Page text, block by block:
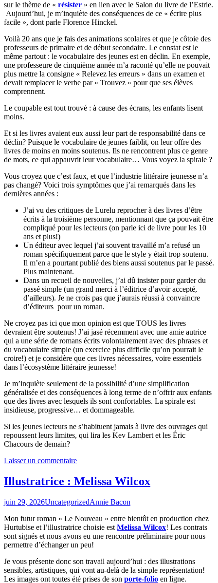
sur le thème de « résister » en lien avec le Salon du livre de l’Estrie.
Aujourd’hui, je m’inquiète des conséquences de ce « écrire plus
facile », dont parle Florence Hinckel.
Voilà 20 ans que je fais des animations scolaires et que je côtoie des
professeurs de primaire et de début secondaire. Le constat est le
même partout : le vocabulaire des jeunes est en déclin. En exemple,
une professeure de cinquième année m’a raconté qu’elle ne pouvait
plus mettre la consigne « Relevez les erreurs » dans un examen et
devait remplacer le verbe par « Trouvez » pour que ses élèves
comprennent.
Le coupable est tout trouvé : à cause des écrans, les enfants lisent
moins.
Et si les livres avaient eux aussi leur part de responsabilité dans ce
déclin? Puisque le vocabulaire de jeunes faiblit, on leur offre des
livres de moins en moins soutenus. Ils ne rencontrent plus ce genre
de mots, ce qui appauvrit leur vocabulaire… Vous voyez la spirale ?
Vous croyez que c’est faux, et que l’industrie littéraire jeunesse n’a
pas changé? Voici trois symptômes que j’ai remarqués dans les
dernières années :
J’ai vu des critiques de Lurelu reprocher à des livres d’être
écrits à la troisième personne, mentionnant que ça pouvait être
compliqué pour les lecteurs (on parle ici de livre pour les 10
ans et plus!)
Un éditeur avec lequel j’ai souvent travaillé m’a refusé un
roman spécifiquement parce que le style y était trop soutenu.
Il m’en a pourtant publié des biens aussi soutenus par le passé.
Plus maintenant.
Dans un recueil de nouvelles, j’ai dû insister pour garder du
passé simple (un grand merci à l’éditrice d’avoir accepté,
d’ailleurs). Je ne crois pas que j’aurais réussi à convaincre
d’éditeurs pour un roman.
Ne croyez pas ici que mon opinion est que TOUS les livres
devraient être soutenus! J’ai jasé récemment avec une amie autrice
qui a une série de romans écrits volontairement avec des phrases et
du vocabulaire simple (un exercice plus difficile qu’on pourrait le
croire!) et je considère que ces livres nécessaires, voire essentiels
dans l’écosystème littéraire jeunesse!
Je m’inquiète seulement de la possibilité d’une simplification
généralisée et des conséquences à long terme de n’offrir aux enfants
que des livres avec lesquels ils sont confortables. La spirale est
insidieuse, progressive… et dommageable.
Si les jeunes lecteurs ne s’habituent jamais à livre des ouvrages qui
repoussent leurs limites, qui lira les Kev Lambert et les Éric
Chacours de demain?
Laisser un commentaire
Illustratrice : Melissa Wilcox
juin 29, 2026UncategorizedAnnie Bacon
Mon futur roman « Le Nouveau » entre bientôt en production chez
Hurtubise et l’illustratrice choisie est Melissa Wilcox! Les contrats
sont signés et nous avons eu une rencontre préliminaire pour nous
permettre d’échanger un peu!
Je vous présente donc son travail aujourd’hui : des illustrations
sensibles, artistiques, qui vont au-delà de la simple représentation!
Les images ont toutes été prises de son porte-folio en ligne.